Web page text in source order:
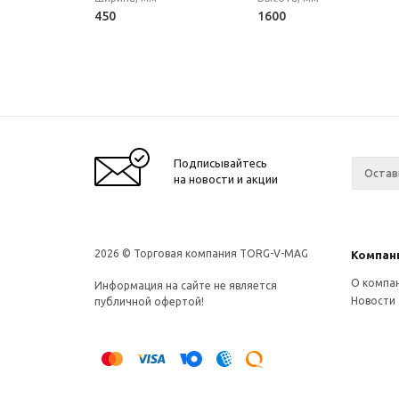
450 1600
Подписывайтесь
на новости и акции
2026 © Торговая компания TORG-V-MAG
Информация на сайте не является
публичной офертой!
О
Новости